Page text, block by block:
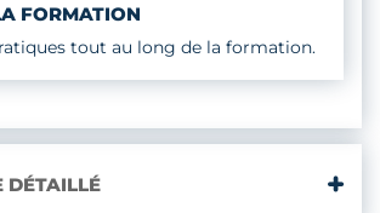
FORMATION
tout au long de la formation.
DÉTAILLÉ